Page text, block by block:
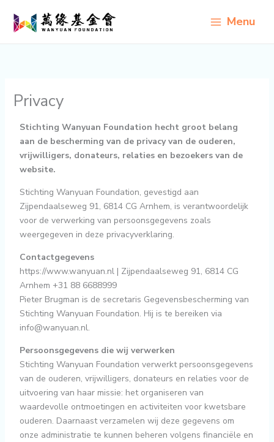
naar
Menu
Privacy
Stichting Wanyuan Foundation hecht groot belang
aan de bescherming van de privacy van de ouderen,
vrijwilligers, donateurs, relaties en bezoekers van de
website.
Stichting Wanyuan Foundation, gevestigd aan
Zijpendaalseweg 91, 6814 CG Arnhem, is verantwoordelijk
voor de verwerking van persoonsgegevens zoals
weergegeven in deze privacyverklaring.
Contactgegevens
https://www.wanyuan.nl | Zijpendaalseweg 91, 6814 CG
Arnhem +31 88 6688999
Pieter Brugman is de secretaris Gegevensbescherming van
Stichting Wanyuan Foundation. Hij is te bereiken via
info@wanyuan.nl.
Persoonsgegevens die wij verwerken
Stichting Wanyuan Foundation verwerkt persoonsgegevens
van de ouderen, vrijwilligers, donateurs en relaties voor de
uitvoering van haar missie: het organiseren van
waardevolle ontmoetingen en activiteiten voor kwetsbare
ouderen. Daarnaast verzamelen wij deze gegevens om
onze administratie te kunnen beheren volgens financiële en